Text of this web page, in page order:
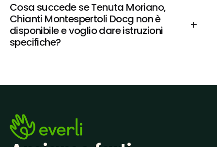
Cosa succede se Tenuta Moriano,
Chianti Montespertoli Docg non è
disponibile e voglio dare istruzioni
specifiche?